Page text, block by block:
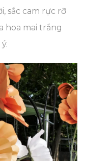
sắc cam rực rỡ
hoa mai trắng